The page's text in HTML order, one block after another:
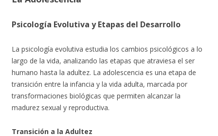
Psicología Evolutiva y Etapas del Desarrollo
La psicología evolutiva estudia los cambios psicológicos a lo
largo de la vida, analizando las etapas que atraviesa el ser
humano hasta la adultez. La adolescencia es una etapa de
transición entre la infancia y la vida adulta, marcada por
transformaciones biológicas que permiten alcanzar la
madurez sexual y reproductiva.
Transición a la Adultez